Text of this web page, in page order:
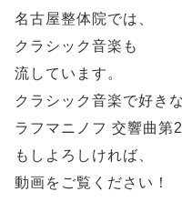
名古屋整体院では、
クラシック音楽も
流しています。
クラシック音楽で好き
ラフマニノフ 交響曲第
もしよろしければ、
動画をご覧ください！